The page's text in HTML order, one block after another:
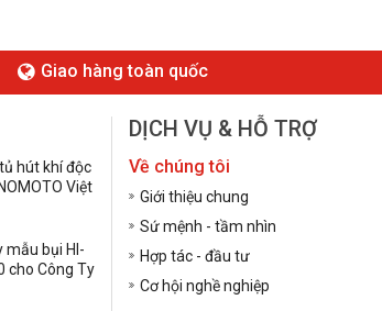
Giao hàng toàn quốc
hút khí độc
Việt
mẫu bụi HI-
cho Công Ty
DỊCH VỤ & HỖ TRỢ
Về chúng tôi
Giới thiệu chung
Sứ mệnh - tầm nhìn
Hợp tác - đầu tư
Cơ hội nghề nghiệp